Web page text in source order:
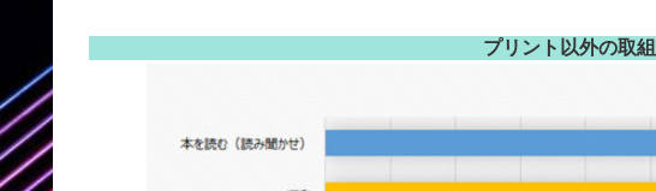
プリント以外の取組